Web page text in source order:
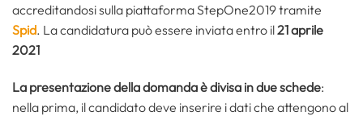
accreditandosi sulla piattaforma StepOne2019 tramite
Spid. La candidatura può essere inviata entro il21 aprile
2021
La presentazione della domanda è divisa in due schede:
nella prima, il candidato deve inserire i dati che attengono al